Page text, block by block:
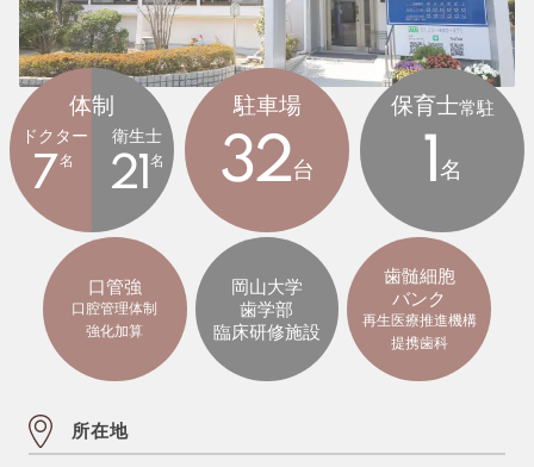
体制
ドクター
7 名
衛生士
21名
駐車場
32台
保育士常駐
1名
口管強
口腔管理体制
強化加算
岡山大学
歯学部
臨床研修施設
歯髄細胞
バンク
再生医療推進機構
提携歯科
所在地